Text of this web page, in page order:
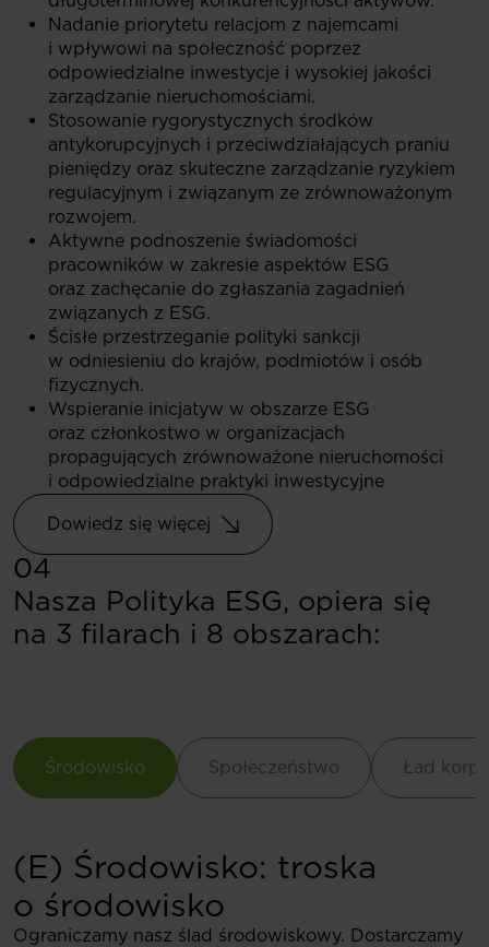
Nadanie priorytetu relacjom z najemcami
i wpływowi na społeczność poprzez
odpowiedzialne inwestycje i wysokiej jakości
zarządzanie nieruchomościami.
Stosowanie rygorystycznych środków
antykorupcyjnych i przeciwdziałających praniu
pieniędzy oraz skuteczne zarządzanie ryzykiem
regulacyjnym i związanym ze zrównoważonym
rozwojem.
Aktywne podnoszenie świadomości
pracowników w zakresie aspektów ESG
oraz zachęcanie do zgłaszania zagadnień
związanych z ESG.
Ścisłe przestrzeganie polityki sankcji
w odniesieniu do krajów, podmiotów i osób
fizycznych.
Wspieranie inicjatyw w obszarze ESG
oraz członkostwo w organizacjach
propagujących zrównoważone nieruchomości
i odpowiedzialne praktyki inwestycyjne
Dowiedz się więcej
04
Nasza Polityka ESG, opiera się
na 3 filarach i 8 obszarach:
Środowisko Społeczeństwo Ład
(E) Środowisko: troska
o środowisko
Ograniczamy nasz ślad środowiskowy. Dostarczamy